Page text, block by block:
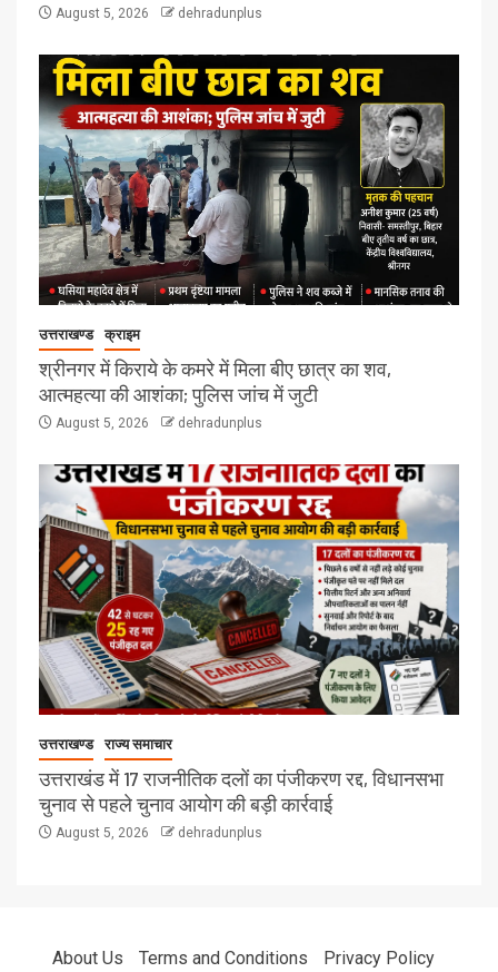
August 5, 2026 dehradunplus
उत्तराखण्ड क्राइम
श्रीनगर में किराये के कमरे में मिला बीए छात्र का शव,
आत्महत्या की आशंका; पुलिस जांच में जुटी
August 5, 2026 dehradunplus
उत्तराखण्ड राज्य समाचार
उत्तराखंड में 17 राजनीतिक दलों का पंजीकरण रद्द, विधानसभा
चुनाव से पहले चुनाव आयोग की बड़ी कार्रवाई
August 5, 2026 dehradunplus
About Us Terms and Conditions Privacy Policy